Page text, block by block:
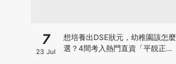
7
23 Jul
想培養出DSE狀元，幼稚園該怎麼
選？4間考入熱門直資「平靚正」